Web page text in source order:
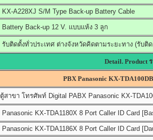
KX-A228XJ S/M Type Back-up Battery Cable
Battery Back-up 12 V. แบบแห้ง 3 ลูก
รับติดตั้งทั่วประเทศ ต่างจังหวัดคิดตามระยะทาง (รับติ
Detail. Product
PBX Panasonic KX-
ตู้สาขา โทรศัพท์ Digital PABX Panasonic KX-
Panasonic KX-TDA1180X 8 Port Caller ID Card
Panasonic KX-TDA1186X 8 Port Caller ID Card